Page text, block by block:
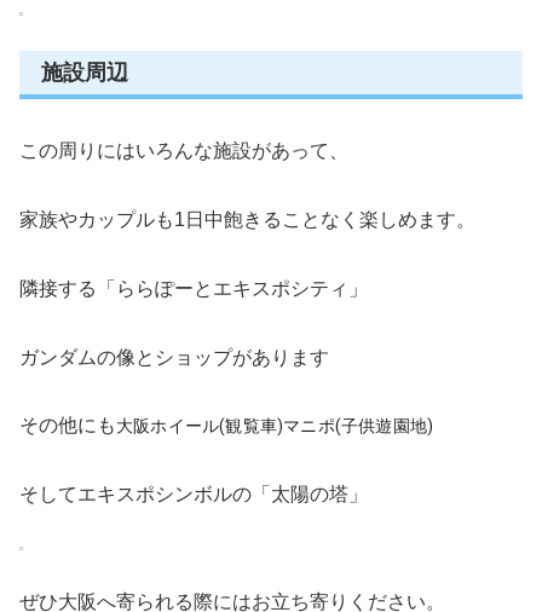
この周りにはいろんな施設があって、
家族やカップルも1日中飽きることなく楽しめます。